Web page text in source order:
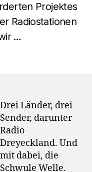
Projektes
Radiostationen
…
Drei Länder, drei
Sender, darunter
Radio
Dreyeckland. Und
mit dabei, die
Schwule Welle.